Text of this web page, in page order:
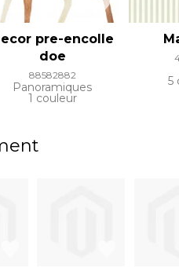
pre-encolle
doe
88582882
Panoramiques
1 couleur
5